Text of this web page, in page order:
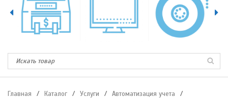
Главная / Каталог / Услуги / Автоматизация учета
/